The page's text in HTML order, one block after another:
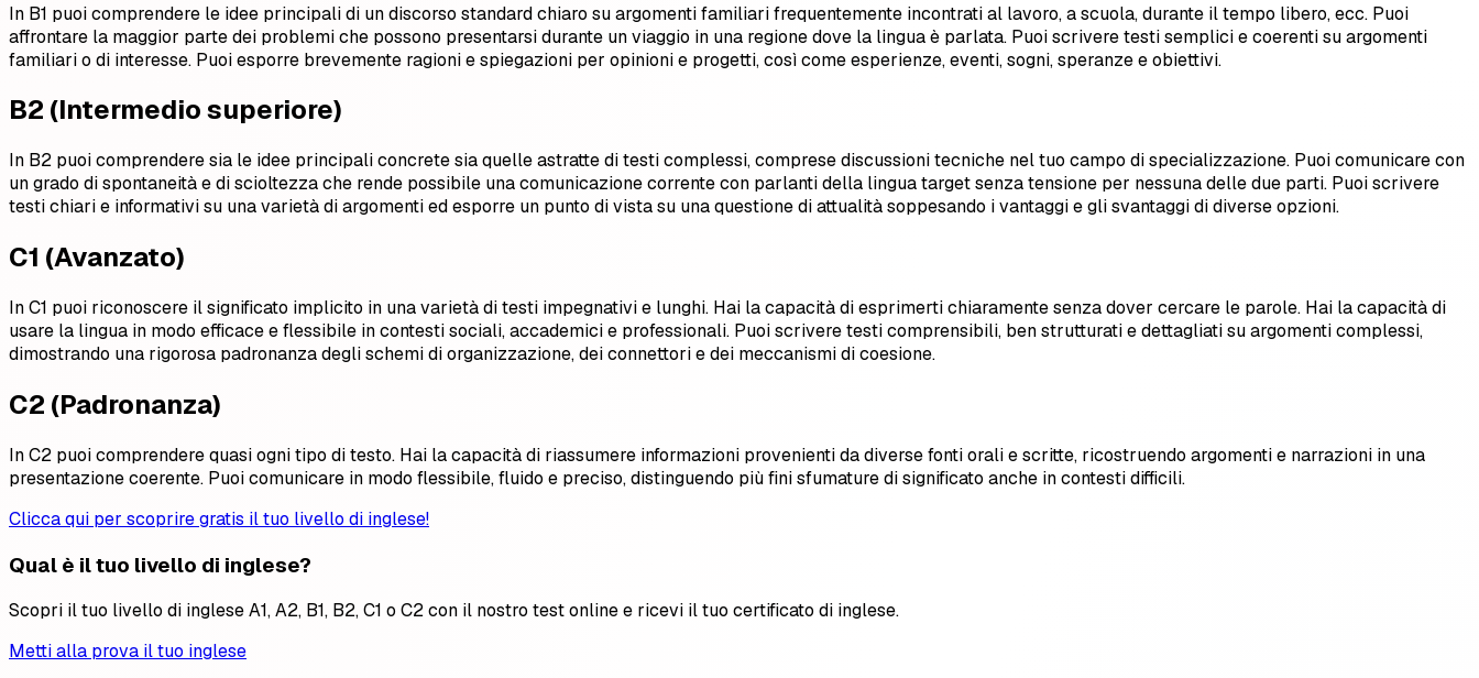
In B1 puoi comprendere le idee principali di un discorso standard chiaro su argomenti familiari frequentemente incontrati al lavoro, a scuola, durante il tempo libero, ecc. Puoi
affrontare la maggior parte dei problemi che possono presentarsi durante un viaggio in una regione dove la lingua è parlata. Puoi scrivere testi semplici e coerenti su argomenti
familiari o di interesse. Puoi esporre brevemente ragioni e spiegazioni per opinioni e progetti, così come esperienze, eventi, sogni, speranze e obiettivi.
B2 (Intermedio superiore)
In B2 puoi comprendere sia le idee principali concrete sia quelle astratte di testi complessi, comprese discussioni tecniche nel tuo campo di specializzazione. Puoi comunicare con
un grado di spontaneità e di scioltezza che rende possibile una comunicazione corrente con parlanti della lingua target senza tensione per nessuna delle due parti. Puoi scrivere
testi chiari e informativi su una varietà di argomenti ed esporre un punto di vista su una questione di attualità soppesando i vantaggi e gli svantaggi di diverse opzioni.
C1 (Avanzato)
In C1 puoi riconoscere il significato implicito in una varietà di testi impegnativi e lunghi. Hai la capacità di esprimerti chiaramente senza dover cercare le parole. Hai la capacità di
usare la lingua in modo efficace e flessibile in contesti sociali, accademici e professionali. Puoi scrivere testi comprensibili, ben strutturati e dettagliati su argomenti complessi,
dimostrando una rigorosa padronanza degli schemi di organizzazione, dei connettori e dei meccanismi di coesione.
C2 (Padronanza)
In C2 puoi comprendere quasi ogni tipo di testo. Hai la capacità di riassumere informazioni provenienti da diverse fonti orali e scritte, ricostruendo argomenti e narrazioni in una
presentazione coerente. Puoi comunicare in modo flessibile, fluido e preciso, distinguendo più fini sfumature di significato anche in contesti difficili.
Clicca qui per scoprire gratis il tuo livello di inglese!
Qual è il tuo livello di inglese?
Scopri il tuo livello di inglese A1, A2, B1, B2, C1 o C2 con il nostro test online e ricevi il tuo certificato di inglese.
Metti alla prova il tuo inglese